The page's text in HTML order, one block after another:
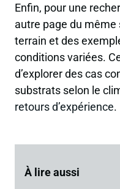
Enfin, pour une
autre page du
terrain et des
conditions variées.
d’explorer des cas
substrats selon le
retours d’expérience.
À lire aussi